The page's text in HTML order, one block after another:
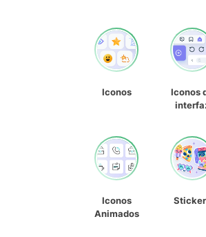
Iconos
Iconos
Iconos
Animados